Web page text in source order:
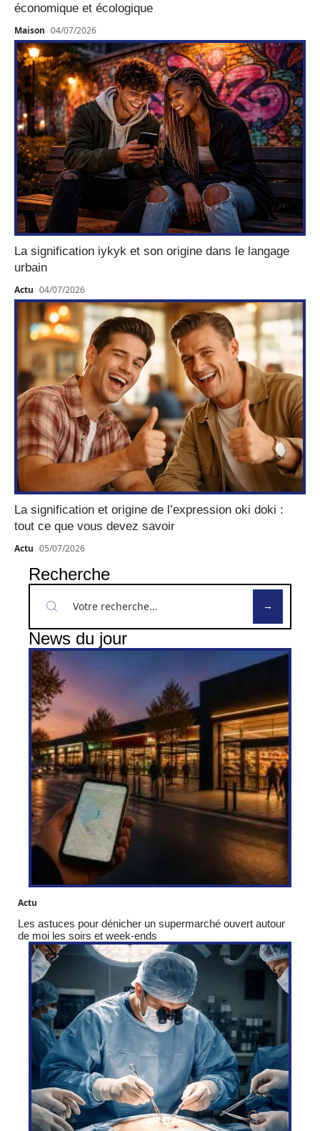
économique et écologique
Maison 04/07/2026
La signification iykyk et son origine dans le langage
urbain
Actu 04/07/2026
La signification et origine de l’expression oki doki :
tout ce que vous devez savoir
Actu 05/07/2026
Recherche
News du jour
Actu
Les astuces pour dénicher un supermarché ouvert autour
de moi les soirs et week-ends